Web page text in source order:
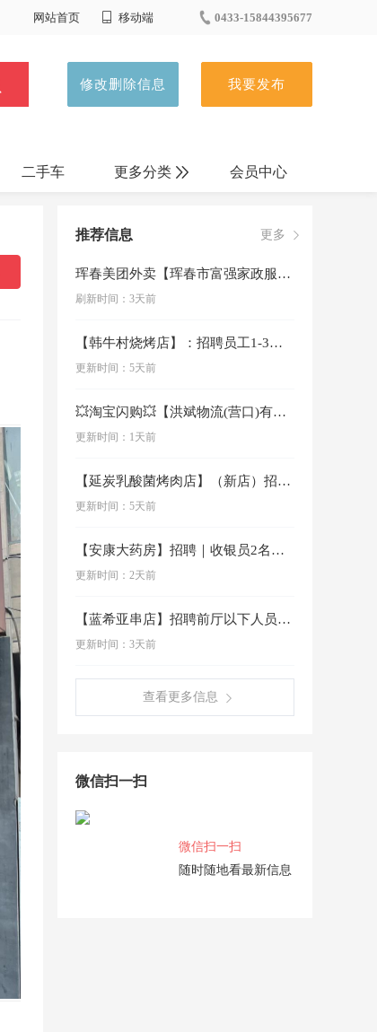
网站首页 移动端 0433-15844395677
修改删除信息 我要发布
二手车 更多分类
招商出兑
装修建材
特产养殖
宠物服务
征婚交友
查找电话
商家微网店
会员中心
更多
推荐信息
珲春美团外卖【珲春市富强家政服务有限公司】6月骑手招聘50人，众包骑手50人，工作简单薪资：5000-10000☎☎应聘热线153~5455…
刷新时间：3天前
【韩牛村烧烤店】：招聘员工1-3人，女士优先1.前厅薪资:4000+800满勤奖+2天公休+瓶盖+奖金+超额将+工龄+生日福利200+中秋节…
更新时间：5天前
💥淘宝闪购💥【洪斌物流(营口)有限公司】淘宝闪购外卖业务员(BD)3名高底薪高提成月休4天➕五险薪酬：4000元-8000元任职要求：1…
更新时间：1天前
【延炭乳酸菌烤肉店】（新店）招聘1.后厨肉岗（切肉师傅）2名男女均可要求30-52岁薪资5000-68002.服务员2名要求22-42岁薪资…
更新时间：5天前
【安康大药房】招聘｜收银员2名要求：熟练使用电脑，打字速度快，语言表达清晰，有药店收银经验优先工作内容：电脑收款，门店调拨，收款对账等工资待…
更新时间：2天前
【蓝希亚串店】招聘前厅以下人员服务员5名4200领班5名4500保洁1名3800以上公休两天，满勤奖200办会员卡奖，生日奖励绩效奖福利奖等…
更新时间：3天前
查看更多信息
微信扫一扫
微信扫一扫
随时随地看最新信息